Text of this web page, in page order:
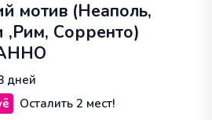
мотив (Неаполь,
,Рим, Сорренто)
дней
Осталить 2 мест!